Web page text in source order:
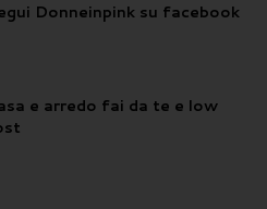
Donneinpink su facebook
e arredo fai da te e low